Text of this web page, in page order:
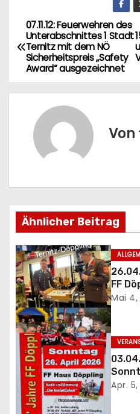
B
e
g
s
n
a
v
i
g
a
t
07.11.12: Feuerwehren des
Unterabschnittes 1 Stadt
Ternitz mit dem NÖ
Sicherheitspreis „Safety
Award“ ausgezeichnet
Von
Ähnlicher Beitrag
FF
Mai 4,
Apr.